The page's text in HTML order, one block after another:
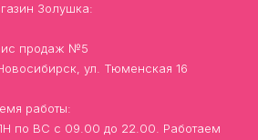
Золушка:
продаж №5
ул. Тюменская 16
работы:
по ВС с 09.00 до 22.00. Работаем